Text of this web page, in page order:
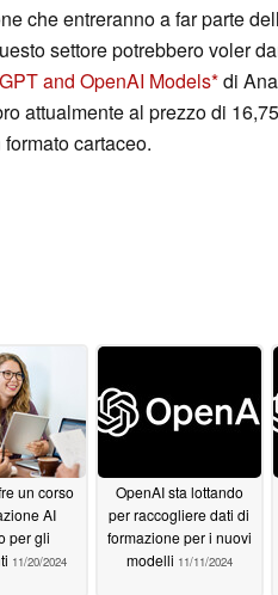
che entreranno a far parte
settore potrebbero voler
and OpenAI Models di
attualmente al prezzo di
cartaceo.
un corso
AI
per gli
11/20/2024
OpenAI sta lottando
per raccogliere dati di
formazione per i nuovi
modelli 11/11/2024